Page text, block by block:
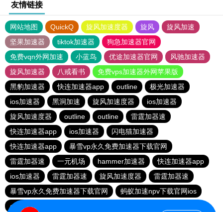
友情链接
网站地图 QuickQ 旋风加速度器 旋风
旋风加速
坚果加速器
tiktok加速器
狗急加速器官网
免费vqn外网加速
小蓝鸟 优途加速器官网
风驰加速器
旋风加速器
八戒看书
免费vps加速器外网苹果版
黑豹加速器
快连加速器app outline
极光加速器
ios加速器
黑洞加速 旋风加速度器
ios加速器
旋风加速度器
outline outline
雷霆加器速
快连加速器app
ios加速器
闪电猫加速器
快连加速器app
暴雪vp永久免费加速器下载官网
雷霆加器速
一元机场 hammer加速器
快连加速器app
ios加速器
雷霆加器速 旋风加速度器
雷霆加器速
暴雪vp永久免费加速器下载官网
蚂蚁加速npv下载官网ios
outline